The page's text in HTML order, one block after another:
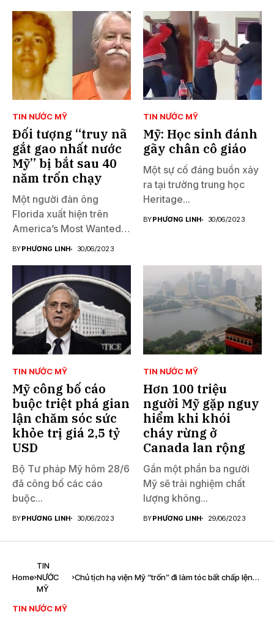
TIN NƯỚC MỸ
Đối tượng “truy nã
gắt gao nhất nước
Mỹ” bị bắt sau 40
năm trốn chạy
Một người đàn ông
Florida xuất hiện trên
America’s Most Wanted
đã...
BYPHƯƠNG LINH 30/06/2023
TIN NƯỚC MỸ
Mỹ: Học sinh đánh
gãy chân cô giáo
Một sự cố đáng buồn xảy
ra tại trường trung học
Heritage...
BYPHƯƠNG LINH 30/06/2023
TIN NƯỚC MỸ
Mỹ công bố cáo
buộc triệt phá gian
lận chăm sóc sức
khỏe trị giá 2,5 tỷ
USD
Bộ Tư pháp Mỹ hôm 28/6
đã công bố các cáo
buộc...
BYPHƯƠNG LINH 30/06/2023
TIN NƯỚC MỸ
Hơn 100 triệu
người Mỹ gặp nguy
hiểm khi khói
cháy rừng ở
Canada lan rộng
Gần một phần ba người
Mỹ sẽ trải nghiệm chất
lượng không...
BYPHƯƠNG LINH 29/06/2023
Home
TIN
NƯỚC
MỸ
Chủ tịch hạ viện Mỹ “trốn” đi làm tóc bất chấp lệnh
TIN NƯỚC MỸ